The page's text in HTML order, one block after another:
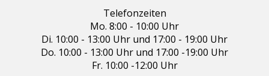
Telefonzeiten
Mo. 8:00 - 10:00 Uhr
Di. 10:00 - 13:00 Uhr und 17:00 - 19:00 Uhr
Do. 10:00 - 13:00 Uhr und 17:00 -19:00 Uhr
Fr. 10:00 -12:00 Uhr